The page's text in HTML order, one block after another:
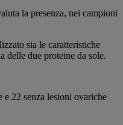
la presenza, nei campioni
sia le caratteristiche
delle due proteine da sole.
22 senza lesioni ovariche